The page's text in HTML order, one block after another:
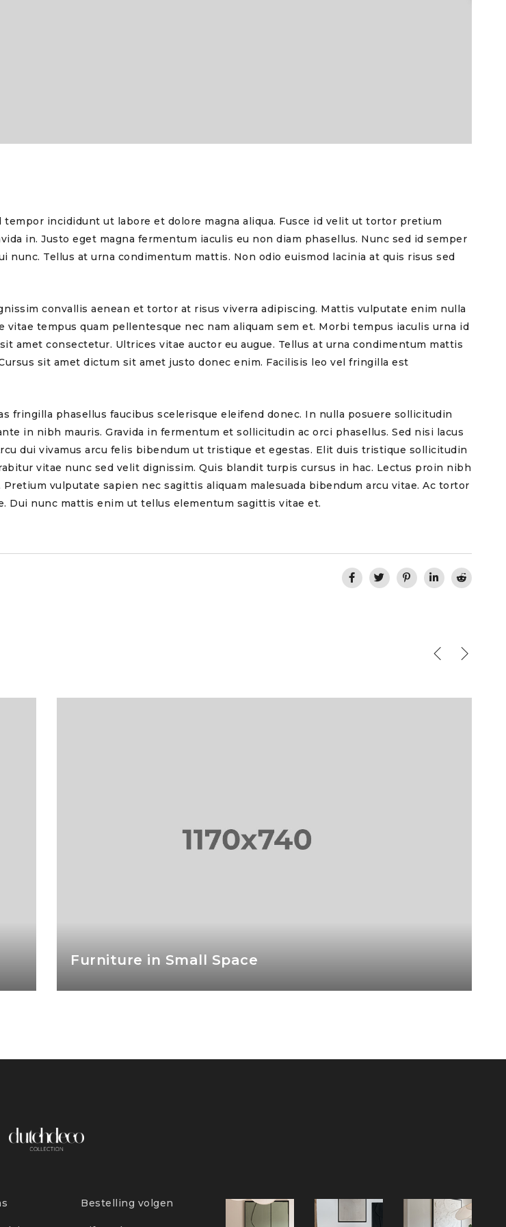
incididunt ut labore et dolore magna aliqua. Fusce id velit ut tortor pretium
in. Justo eget magna fermentum iaculis eu non diam phasellus. Nunc sed id semper
Tellus at urna condimentum mattis. Non odio euismod lacinia at quis risus sed
convallis aenean et tortor at risus viverra adipiscing. Mattis vulputate enim nulla
tempus quam pellentesque nec nam aliquam sem et. Morbi tempus iaculis urna id
amet consectetur. Ultrices vitae auctor eu augue. Tellus at urna condimentum mattis
sit amet dictum sit amet justo donec enim. Facilisis leo vel fringilla est
fringilla phasellus faucibus scelerisque eleifend donec. In nulla posuere sollicitudin
in nibh mauris. Gravida in fermentum et sollicitudin ac orci phasellus. Sed nisi lacus
dui vivamus arcu felis bibendum ut tristique et egestas. Elit duis tristique sollicitudin
vitae nunc sed velit dignissim. Quis blandit turpis cursus in hac. Lectus proin nibh
vulputate sapien nec sagittis aliquam malesuada bibendum arcu vitae. Ac tortor
Dui nunc mattis enim ut tellus elementum sagittis vitae et.
Coffee Table
Bestelling volgen